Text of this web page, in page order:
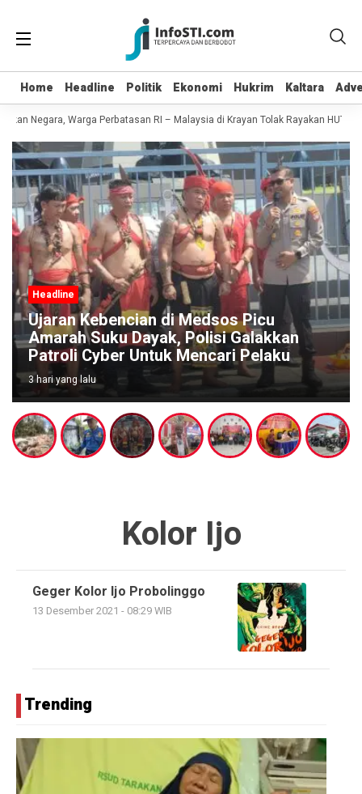
Home Headline Politik Ekonomi Hukrim Kaltara
Home Headline Politik Ekonomi Hukrim Kaltara
Negara, Warga Perbatasan RI – Malaysia di Krayan Tolak Rayakan HUT RI 81
Headline
Ujaran Kebencian di Medsos Picu
Amarah Suku Dayak, Polisi Galakkan
Patroli Cyber Untuk Mencari Pelaku
3 hari yang lalu
Kolor Ijo
Geger Kolor Ijo Probolinggo
13 Desember 2021 - 08:29 WIB
Trending